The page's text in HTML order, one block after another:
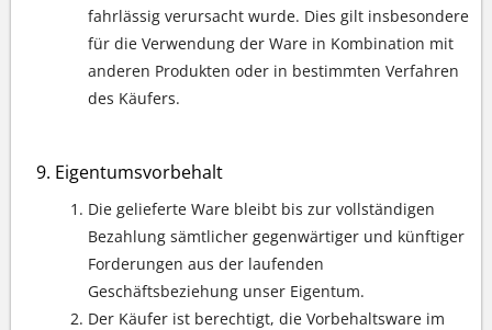
fahrlässig verursacht wurde. Dies gilt insbesondere
für die Verwendung der Ware in Kombination mit
anderen Produkten oder in bestimmten Verfahren
des Käufers.
Eigentumsvorbehalt
Die gelieferte Ware bleibt bis zur vollständigen
Bezahlung sämtlicher gegenwärtiger und künftiger
Forderungen aus der laufenden
Geschäftsbeziehung unser Eigentum.
Der Käufer ist berechtigt, die Vorbehaltsware im